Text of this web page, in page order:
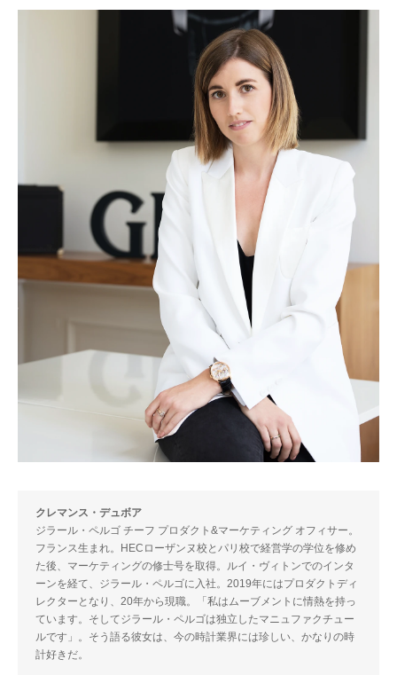
クレマンス・デュボア
ジラール・ペルゴ チーフ プロダクト&マーケティング オフィサー。
フランス生まれ。HECローザンヌ校とパリ校で経営学の学位を修め
た後、マーケティングの修士号を取得。ルイ・ヴィトンでのインタ
ーンを経て、ジラール・ペルゴに入社。2019年にはプロダクトディ
レクターとなり、20年から現職。「私はムーブメントに情熱を持っ
ています。そしてジラール・ペルゴは独立したマニュファクチュー
ルです」。そう語る彼女は、今の時計業界には珍しい、かなりの時
計好きだ。